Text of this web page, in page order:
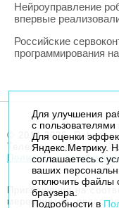
Нейроуправление
впервые
Российские
программирования
© 2014-2026.
Телефон редакции
Политика в
Приглашения на
мероприятия, пресс-
Для улучшения
с
Для оценки
Яндекс.Метрику.
соглашаетесь с
ваших
отключить файлы
браузера.
Подробности в